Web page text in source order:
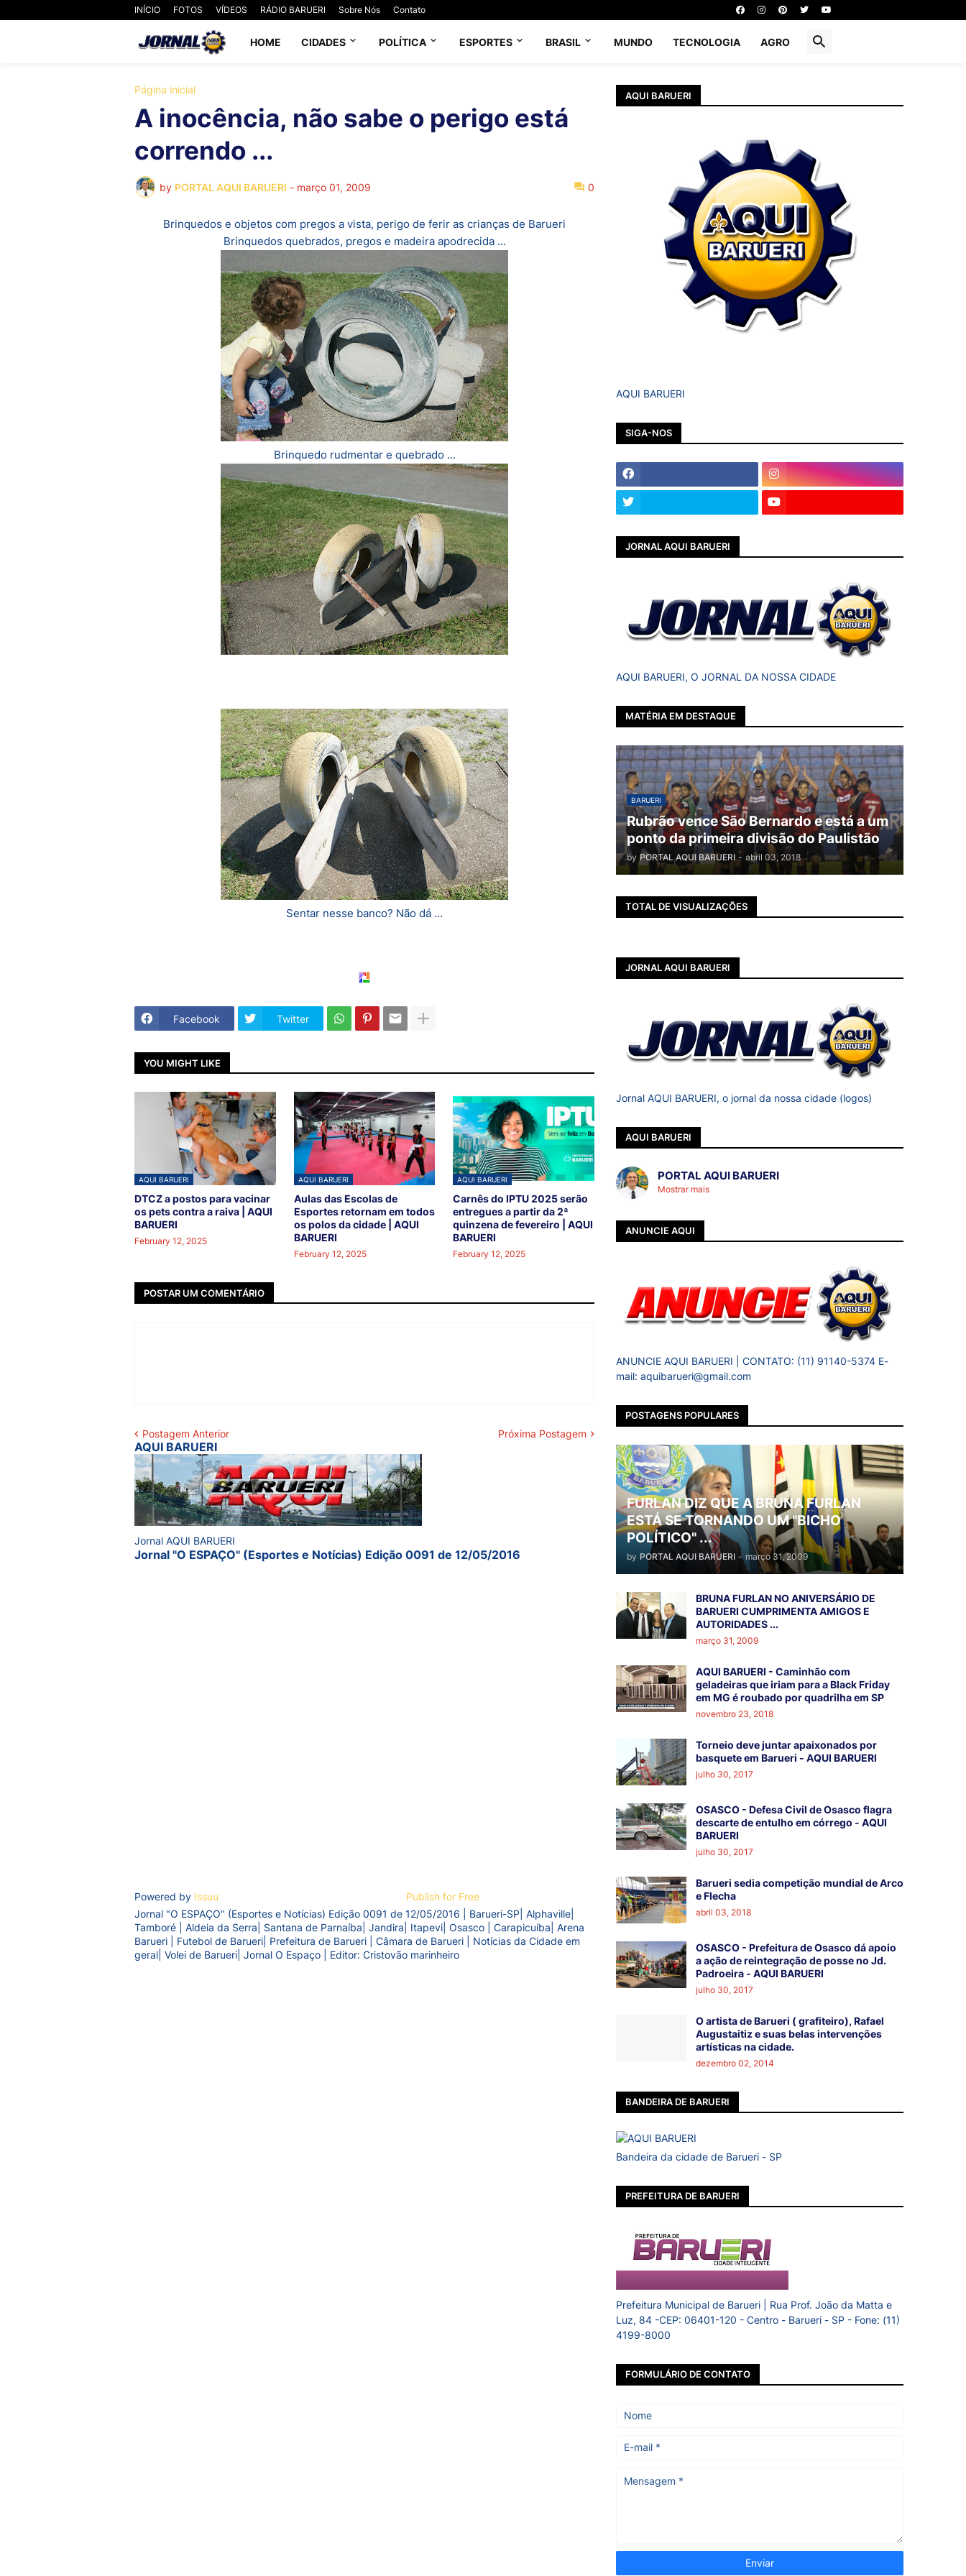
INÍCIO FOTOS VÍDEOS RÁDIO BARUERI Sobre Nós Contato
HOME CIDADES POLÍTICA ESPORTES BRASIL MUNDO TECNOLOGIA AGRO
Página inicial
A inocência, não sabe o perigo está
correndo ...
by PORTAL AQUI BARUERI - março 01, 2009 0
Brinquedos e objetos com pregos a vista, perigo de ferir as crianças de Barueri
Brinquedos quebrados, pregos e madeira apodrecida ...
Brinquedo rudmentar e quebrado ...
Sentar nesse banco? Não dá ...
Facebook Twitter
YOU MIGHT LIKE
AQUI BARUERI
DTCZ a postos para vacinar
os pets contra a raiva | AQUI
BARUERI
February 12, 2025
AQUI BARUERI
Aulas das Escolas de
Esportes retornam em todos
os polos da cidade | AQUI
BARUERI
February 12, 2025
AQUI BARUERI
Carnês do IPTU 2025 serão
entregues a partir da 2ª
quinzena de fevereiro | AQUI
BARUERI
February 12, 2025
POSTAR UM COMENTÁRIO
Postagem Anterior Próxima Postagem
AQUI BARUERI
Jornal AQUI BARUERI
Jornal "O ESPAÇO" (Esportes e Notícias) Edição 0091 de 12/05/2016
Powered by Issuu
Publish for Free
Jornal "O ESPAÇO" (Esportes e Notícias) Edição 0091 de 12/05/2016 | Barueri-SP| Alphaville|
Tamboré | Aldeia da Serra| Santana de Parnaíba| Jandira| Itapevi| Osasco | Carapicuíba| Arena
Barueri | Futebol de Barueri| Prefeitura de Barueri | Câmara de Barueri | Notícias da Cidade em
geral| Volei de Barueri| Jornal O Espaço | Editor: Cristovão marinheiro
AQUI BARUERI
AQUI BARUERI
SIGA-NOS
JORNAL AQUI BARUERI
AQUI BARUERI, O JORNAL DA NOSSA CIDADE
MATÉRIA EM DESTAQUE
BARUERI
Rubrão vence São Bernardo e está a um
ponto da primeira divisão do Paulistão
by PORTAL AQUI BARUERI - abril 03, 2018
TOTAL DE VISUALIZAÇÕES
JORNAL AQUI BARUERI
Jornal AQUI BARUERI, o jornal da nossa cidade (logos)
AQUI BARUERI
PORTAL AQUI BARUERI
Mostrar mais
ANUNCIE AQUI
ANUNCIE AQUI BARUERI | CONTATO: (11) 91140-5374 E-
mail: aquibarueri@gmail.com
POSTAGENS POPULARES
FURLAN DIZ QUE A BRUNA FURLAN
ESTÁ SE TORNANDO UM "BICHO
POLÍTICO" ...
by PORTAL AQUI BARUERI - março 31, 2009
BRUNA FURLAN NO ANIVERSÁRIO DE
BARUERI CUMPRIMENTA AMIGOS E
AUTORIDADES ...
março 31, 2009
AQUI BARUERI - Caminhão com
geladeiras que iriam para a Black Friday
em MG é roubado por quadrilha em SP
novembro 23, 2018
Torneio deve juntar apaixonados por
basquete em Barueri - AQUI BARUERI
julho 30, 2017
OSASCO - Defesa Civil de Osasco flagra
descarte de entulho em córrego - AQUI
BARUERI
julho 30, 2017
Barueri sedia competição mundial de Arco
e Flecha
abril 03, 2018
OSASCO - Prefeitura de Osasco dá apoio
a ação de reintegração de posse no Jd.
Padroeira - AQUI BARUERI
julho 30, 2017
O artista de Barueri ( grafiteiro), Rafael
Augustaitiz e suas belas intervenções
artísticas na cidade.
dezembro 02, 2014
BANDEIRA DE BARUERI
Bandeira da cidade de Barueri - SP
PREFEITURA DE BARUERI
Prefeitura Municipal de Barueri | Rua Prof. João da Matta e
Luz, 84 -CEP: 06401-120 - Centro - Barueri - SP - Fone: (11)
4199-8000
FORMULÁRIO DE CONTATO